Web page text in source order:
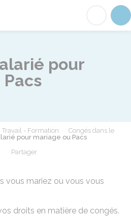
pour
Travail - Formation
Congés dans le
pour mariage ou Pacs
Partager
vous mariez ou vous vous
droits en matière de congés.